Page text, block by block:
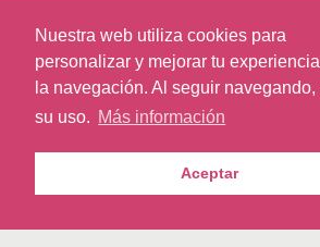
Nuestra web utiliza cookies para
personalizar y mejorar tu
la navegación. Al seguir
su uso. Más información
Aceptar
© 2026Nazaret.TV·Condiciones generales
·Política de cookies